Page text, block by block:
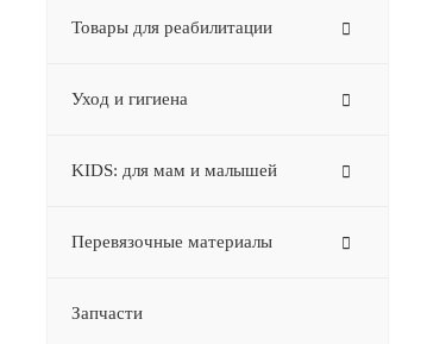
Товары для реабилитации
Уход и гигиена
KIDS: для мам и малышей
Перевязочные материалы
Запчасти